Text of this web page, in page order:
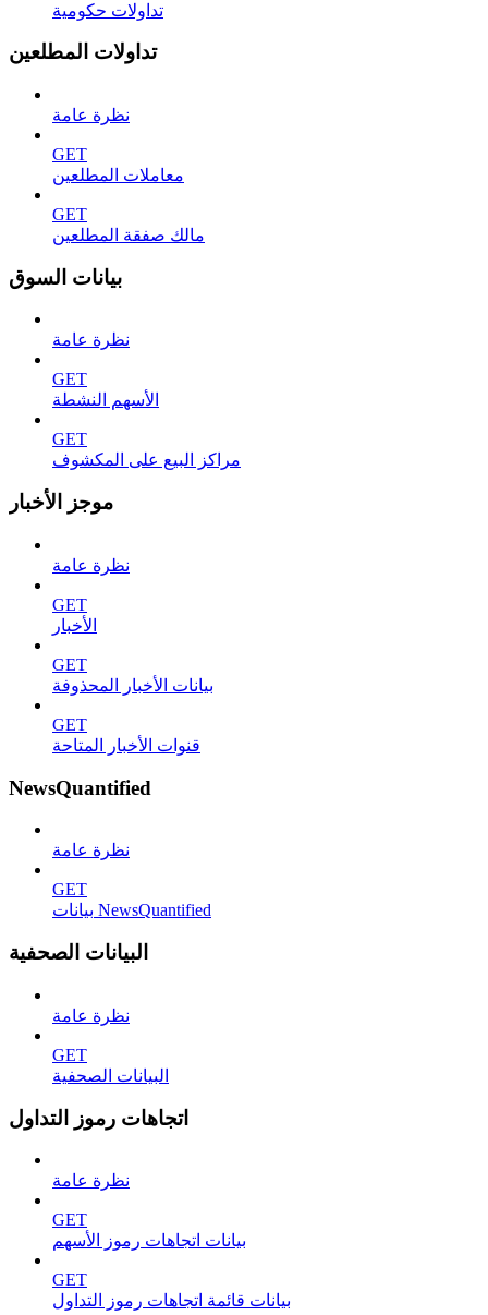
تداولات حكومية
تداولات المطلعين
نظرة عامة
GET
معاملات المطلعين
GET
مالك صفقة المطلعين
بيانات السوق
نظرة عامة
GET
الأسهم النشطة
GET
مراكز البيع على المكشوف
موجز الأخبار
نظرة عامة
GET
الأخبار
GET
بيانات الأخبار المحذوفة
GET
قنوات الأخبار المتاحة
NewsQuantified
نظرة عامة
GET
بيانات NewsQuantified
البيانات الصحفية
نظرة عامة
GET
البيانات الصحفية
اتجاهات رموز التداول
نظرة عامة
GET
بيانات اتجاهات رموز الأسهم
GET
بيانات قائمة اتجاهات رموز التداول